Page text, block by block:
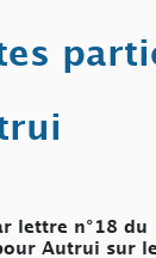
lettre n°18
Autrui sur